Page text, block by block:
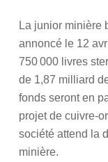
La junior minière
annoncé le 12
750 000 livres
de 1,87 milliard
fonds seront en
projet de cuivre-
société attend la
minière.